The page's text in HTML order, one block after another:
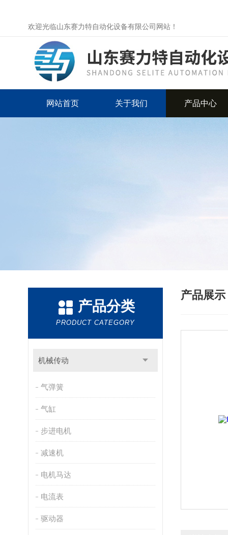
欢迎光临山东赛力特自动化设备有限公司网站！
网站首页 关于我们 产品中心
产品分类
PRODUCT CATEGORY
机械传动
气弹簧
气缸
步进电机
减速机
电机马达
电流表
驱动器
产品展示